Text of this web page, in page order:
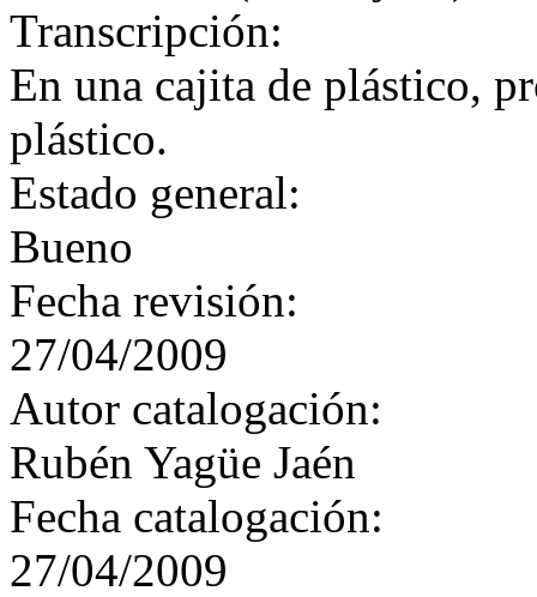
Transcripción:
En una cajita de plástico,
plástico.
Estado general:
Bueno
Fecha revisión:
27/04/2009
Autor catalogación:
Rubén Yagüe Jaén
Fecha catalogación:
27/04/2009